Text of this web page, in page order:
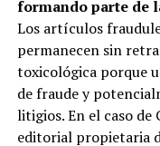
formando parte de
Los artículos
permanecen sin
toxicológica porque
de fraude y
litigios. En el caso de
editorial propietaria